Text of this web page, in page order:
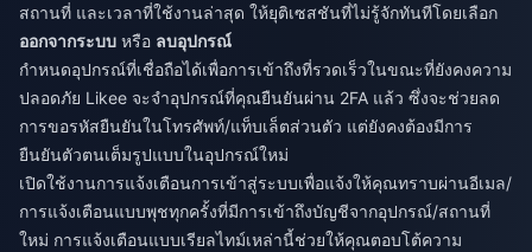
สถานที่ และเวลาที่ใช้งานล่าสุด ให้ยุติเซสชันที่ไม่รู้จักทันทีโดยเลือก
ออกจากระบบ หรือ ลบอุปกรณ์
กำหนดอุปกรณ์ที่เชื่อถือได้เพื่อการเข้าถึงที่รวดเร็วในขณะที่ยังคงความ
ปลอดภัย Likee จะจำอุปกรณ์ที่คุณยืนยันผ่าน 2FA แล้ว ซึ่งจะช่วยลด
การขอรหัสยืนยันในโทรศัพท์/แท็บเล็ตส่วนตัว แต่ยังคงต้องมีการ
ยืนยันตัวตนเต็มรูปแบบในอุปกรณ์ใหม่
เปิดใช้งานการแจ้งเตือนการเข้าสู่ระบบเพื่อแจ้งให้คุณทราบผ่านอีเมล/
การแจ้งเตือนแบบพุชทุกครั้งที่มีการเข้าถึงบัญชีจากอุปกรณ์/สถานที่
ใหม่ การแจ้งเตือนแบบเรียลไทม์เหล่านี้ช่วยให้คุณตอบโต้ความ